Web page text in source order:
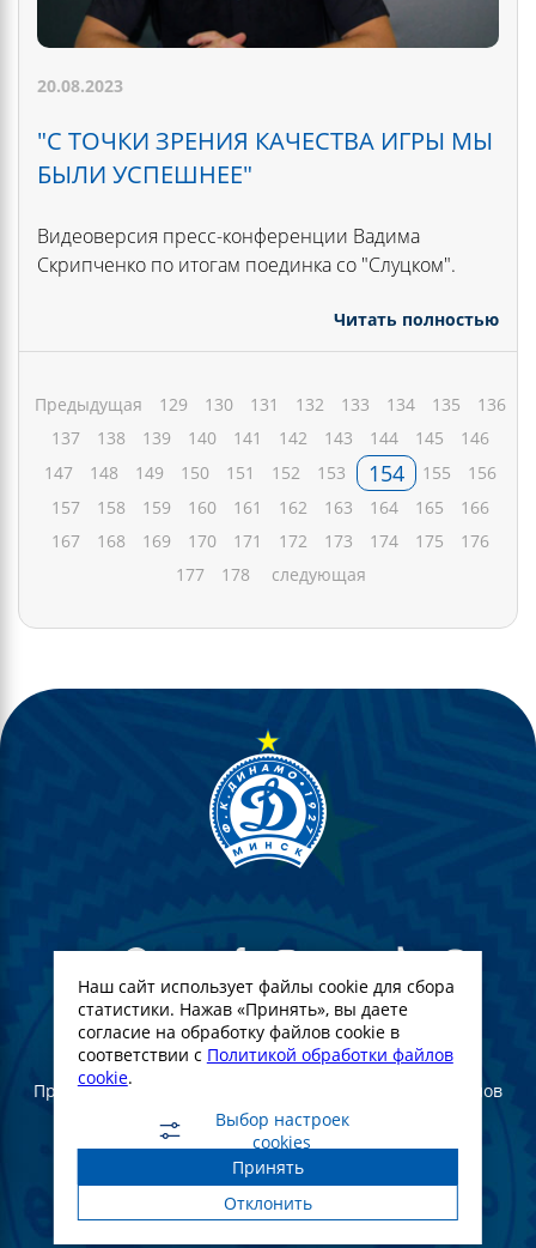
20.08.2023
"С ТОЧКИ ЗРЕНИЯ КАЧЕСТВА ИГРЫ МЫ
БЫЛИ УСПЕШНЕЕ"
Видеоверсия пресс-конференции Вадима
Скрипченко по итогам поединка со "Слуцком".
Читать полностью
Предыдущая 129 130 131 132 133 134 135
136
137
138 139 140 141 142 143 144 145
146
147
148 149 150 151 152 153 154 155
156
157
158 159 160 161 162 163 164 165
166
167
168 169 170 171 172 173 174 175
176
177
178 следующая
© Футбольный Клуб Динамо-Минск. 2022
При полном или частичном использовании материалов
ссылка на официальный сайт ФК Динамо Минск
обязательна
Создание и продвижение сайта -
WebGroup.PRO
Наш сайт использует файлы cookie для сбора
статистики. Нажав «Принять», вы даете
согласие на обработку файлов cookie в
соответствии с Политикой обработки файлов
cookie.
Выбор настроек
cookies
Принять
Отклонить